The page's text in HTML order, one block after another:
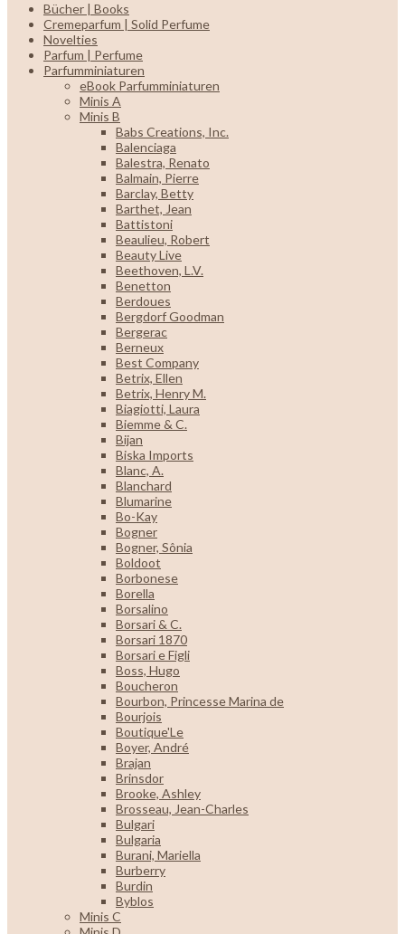
Bücher | Books
Cremeparfum | Solid Perfume
Novelties
Parfum | Perfume
Parfumminiaturen
eBook Parfumminiaturen
Minis A
Minis B
Babs Creations, Inc.
Balenciaga
Balestra, Renato
Balmain, Pierre
Barclay, Betty
Barthet, Jean
Battistoni
Beaulieu, Robert
Beauty Live
Beethoven, L.V.
Benetton
Berdoues
Bergdorf Goodman
Bergerac
Berneux
Best Company
Betrix, Ellen
Betrix, Henry M.
Biagiotti, Laura
Biemme & C.
Bijan
Biska Imports
Blanc, A.
Blanchard
Blumarine
Bo-Kay
Bogner
Bogner, Sônia
Boldoot
Borbonese
Borella
Borsalino
Borsari & C.
Borsari 1870
Borsari e Figli
Boss, Hugo
Boucheron
Bourbon, Princesse Marina de
Bourjois
Boutique'Le
Boyer, André
Brajan
Brinsdor
Brooke, Ashley
Brosseau, Jean-Charles
Bulgari
Bulgaria
Burani, Mariella
Burberry
Burdin
Byblos
Minis C